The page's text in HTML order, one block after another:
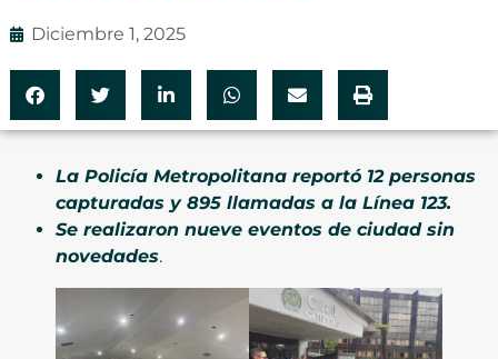
Diciembre 1, 2025
La Policía Metropolitana reportó 12 personas
capturadas y 895 llamadas a la Línea 123.
Se realizaron nueve eventos de ciudad sin
novedades.